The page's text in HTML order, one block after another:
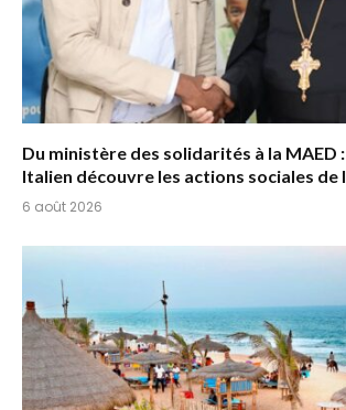
Du ministère des solidarités à la MAED :
Italien découvre les actions sociales de
6 août 2026